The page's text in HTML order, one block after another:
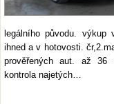
legálního původu.
ihned a v hotovosti.
prověřených aut. až 36
kontrola najetých…